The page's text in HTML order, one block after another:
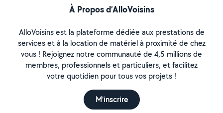
À Propos d’AlloVoisins
AlloVoisins est la plateforme dédiée aux prestations de
services et à la location de matériel à proximité de chez
vous ! Rejoignez notre communauté de 4,5 millions de
membres, professionnels et particuliers, et facilitez
votre quotidien pour tous vos projets !
M'inscrire